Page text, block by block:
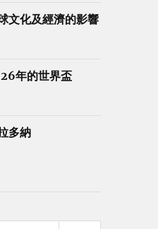
文化及經濟的影響
年的世界盃
多納